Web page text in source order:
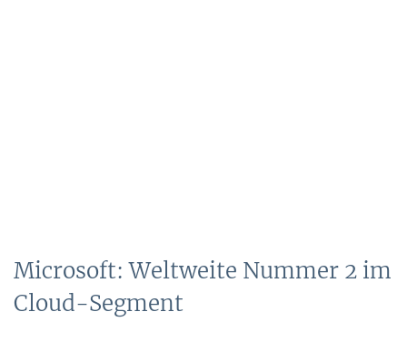
Microsoft: Weltweite Nummer 2 im
Cloud-Segment